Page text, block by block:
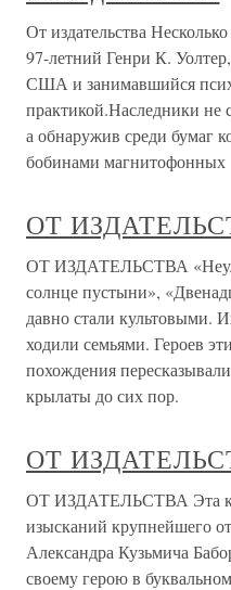
От издательства
97-летний Генри К.
США и занимавшийся
практикой.Наследники не
а обнаружив среди бумаг
бобинами магнитофонных
ОТ
ОТ ИЗДАТЕЛЬСТВА
солнце пустыни»,
давно стали культовыми.
ходили семьями. Героев
похождения
крылаты до сих пор.
ОТ
ОТ ИЗДАТЕЛЬСТВА Эта
изысканий крупнейшего
Александра Кузьмича
своему герою в